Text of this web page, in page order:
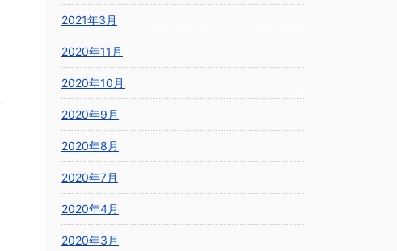
2021年3月
2020年11月
2020年10月
2020年9月
2020年8月
2020年7月
2020年4月
2020年3月